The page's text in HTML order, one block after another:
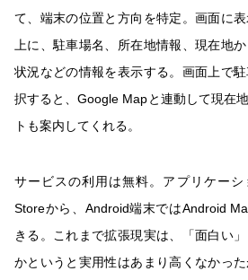
て、端末の位置と方向を特定。画面に
上に、駐車場名、所在地情報、現在地
状況などの情報を表示する。画面上で
択すると、Google Mapと連動して現在
トも案内してくれる。
サービスの利用は無料。アプリケーシ
Storeから、Android端末ではAndroid
きる。これまで拡張現実は、「面白い
かというと実用性はあまり高くなかった